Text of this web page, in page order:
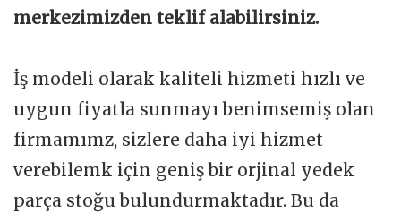
merkezimizden teklif alabilirsiniz.
İş modeli olarak kaliteli hizmeti hızlı ve
uygun fiyatla sunmayı benimsemiş olan
firmamımz, sizlere daha iyi hizmet
verebilemk için geniş bir orjinal yedek
parça stoğu bulundurmaktadır. Bu da